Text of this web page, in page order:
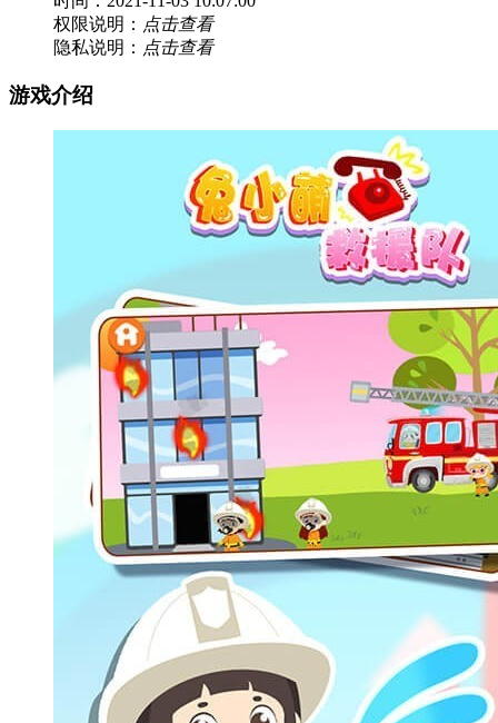
权限说明： 点击查看
隐私说明： 点击查看
游戏介绍